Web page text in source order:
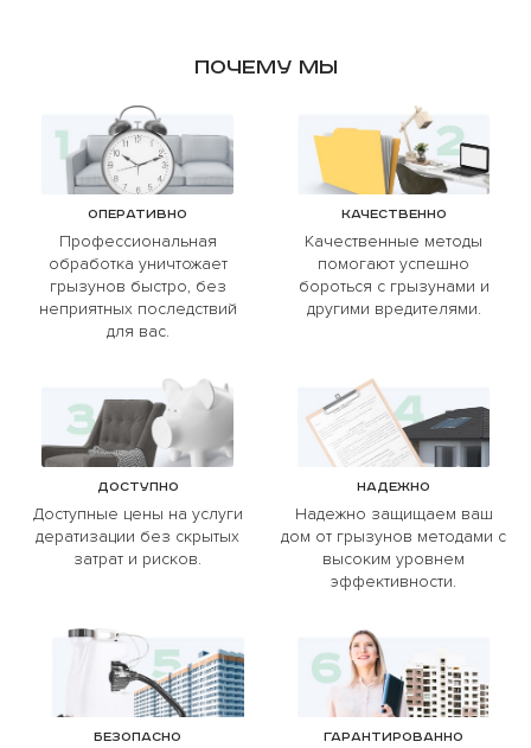
Почему мы
Оперативно
Профессиональная
обработка уничтожает
грызунов быстро, без
неприятных последствий
для вас.
Качественно
Качественные методы
помогают успешно
бороться с грызунами и
другими вредителями.
Доступно
Доступные цены на услуги
дератизации без скрытых
затрат и рисков.
Надежно
Надежно защищаем ваш
дом от грызунов методами с
высоким уровнем
эффективности.
Безопасно Гарантированно